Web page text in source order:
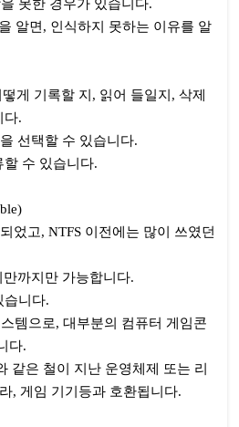
못한 경우가 있습니다.
알면, 인식하지 못하는 이유를 알
게 기록할 지, 읽어 들일지, 삭제
다.
선택할 수 있습니다.
수 있습니다.
었고, NTFS 이전에는 많이 쓰였던
까지만 가능합니다.
습니다.
템으로, 대부분의 컴퓨터 게임콘
다.
같은 철이 지난 운영체제 또는 리
, 게임 기기등과 호환됩니다.